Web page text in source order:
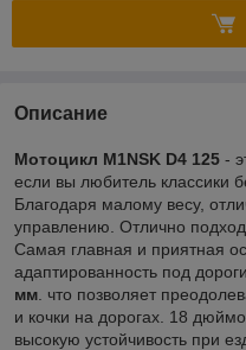
Описание
Мотоцикл M1NSK D4 125 -
если вы любитель классики
Благодаря малому весу,
управлению. Отлично
Самая главная и приятная
адаптированность под
мм . что позволяет
и кочки на дорогах. 18
высокую устойчивость при